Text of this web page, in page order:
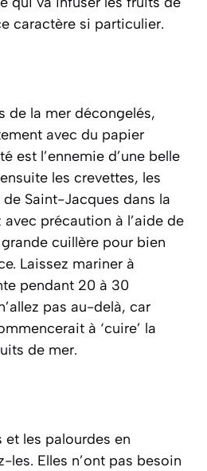
caractère si particulier.
de la mer décongelés,
avec du papier
est l’ennemie d’une belle
les crevettes, les
Saint-Jacques dans la
précaution à l’aide de
cuillère pour bien
Laissez mariner à
pendant 20 à 30
pas au-delà, car
à ‘cuire’ la
de mer.
et les palourdes en
les. Elles n’ont pas besoin